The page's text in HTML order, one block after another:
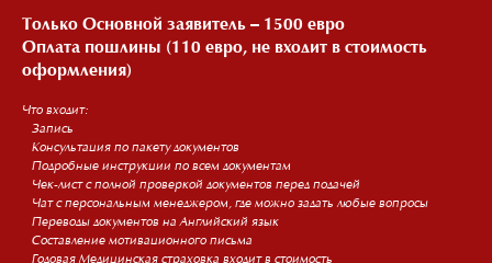
Только Основной заявитель – 1500 евро
Оплата пошлины (110 евро, не входит в стоимость
оформления)
Что входит:
– Запись
– Консультация по пакету документов
– Подробные инструкции по всем документам
– Чек-лист с полной проверкой документов перед подачей
– Чат с персональным менеджером, где можно задать любые вопросы
– Переводы документов на Английский язык
– Составление мотивационного письма
– Годовая Медицинская страховка входит в стоимость